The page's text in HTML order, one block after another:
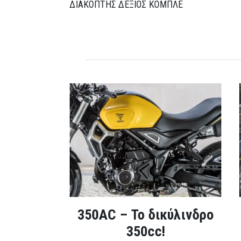
ΔΙΑΚΟΠΤΗΣ ΔΕΞΙΟΣ ΚΟΜΠΛΕ
350AC – Το δικύλινδρο
350cc!